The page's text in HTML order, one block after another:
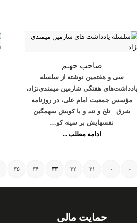
صاحب جهنم
سی و هفتمین نوشته از سلسله
یادداشت‌های هفتگی شارمین میمندی‌نژاد،
مؤسس جمعیت امام علی، در روزنامه
شرق تلخ و تند و با کوبش سهمگین
نفسهایش بر سینه کو…
ادامه مطلب ...
«
‹ ۳۱ ۳۲ ۳۳ ۳۴ ۳۵
حمایت مالی